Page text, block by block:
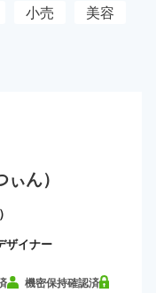
小売
美容
ん）
ザイナー
機密保持確認済